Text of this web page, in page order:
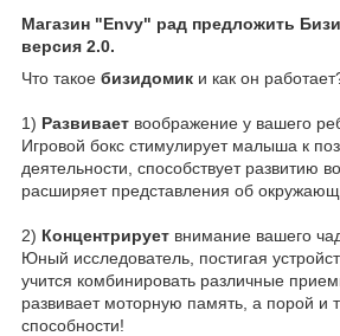
Магазин "Envy" рад предложить
версия 2.0.
Что такое бизидомик и как он
1) Развивает воображение у вашего
Игровой бокс стимулирует малыша к
деятельности, способствует развитию
расширяет представления об
2) Концентрирует внимание вашего
Юный исследователь, постигая
учится комбинировать различные
развивает моторную память, а порой и
способности!